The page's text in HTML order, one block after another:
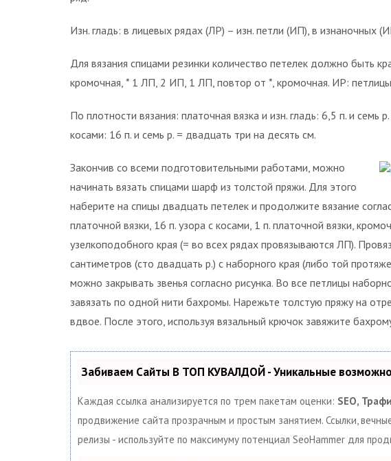
Изн. гладь: в лицевых рядах (ЛР) – изн. петли (ИП), в изнаночных
Для вязания спицами резинки количество петелек должно быть
кромочная, * 1 ЛП, 2 ИП, 1 ЛП, повтор от *, кромочная. ИР: петлицы
По плотности вязания: платочная вязка и изн. гладь: 6,5 п. и семь
косами: 16 п. и семь р. = двадцать три на десять см.
Закончив со всеми подготовительными работами, можно
начинать вязать спицами шарф из толстой пряжи. Для этого
наберите на спицы двадцать петелек и продолжите вязание
платочной вязки, 16 п. узора с косами, 1 п. платочной вязки,
узелкоподобного края (= во всех рядах провязываются ЛП).
сантиметров (сто двадцать р.) с наборного края (либо той
можно закрывать звенья согласно рисунка. Во все петлицы
завязать по одной нити бахромы. Нарежьте толстую пряжу на
вдвое. После этого, используя вязальный крючок завяжите
Забиваем Сайты В ТОП КУВАЛДОЙ - Уникальные
Каждая ссылка анализируется по трем пакетам оценки: SEO,
продвижение сайта прозрачным и простым занятием. Ссылки,
релизы - используйте по максимуму потенциал SeoHammer для